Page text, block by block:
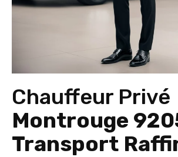
Chauffeur Privé
Montrouge
Transport